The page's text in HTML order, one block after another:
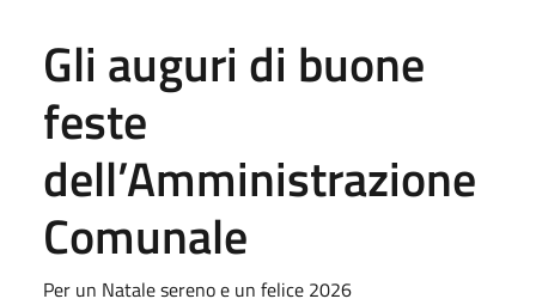
Gli auguri di buone
feste
dell’Amministrazione
Comunale
Per un Natale sereno e un felice 2026